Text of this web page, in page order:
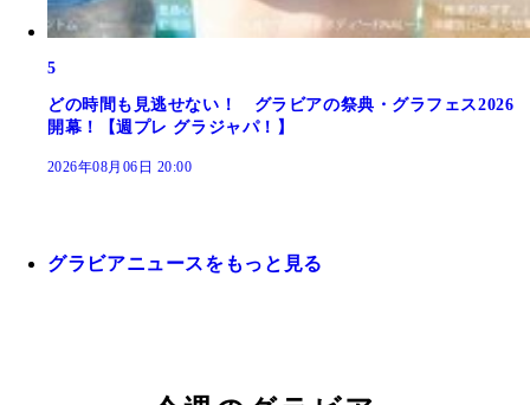
5
どの時間も見逃せない！ グラビアの祭典・グラフェス2026
開幕！【週プレ グラジャパ！】
2026年08月06日 20:00
グラビアニュースをもっと見る